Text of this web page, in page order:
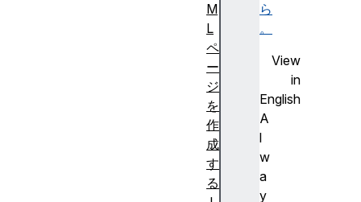
ら
。
View
in
English
A
l
w
a
y
M
L
ペ
ー
ジ
を
作
成
す
る